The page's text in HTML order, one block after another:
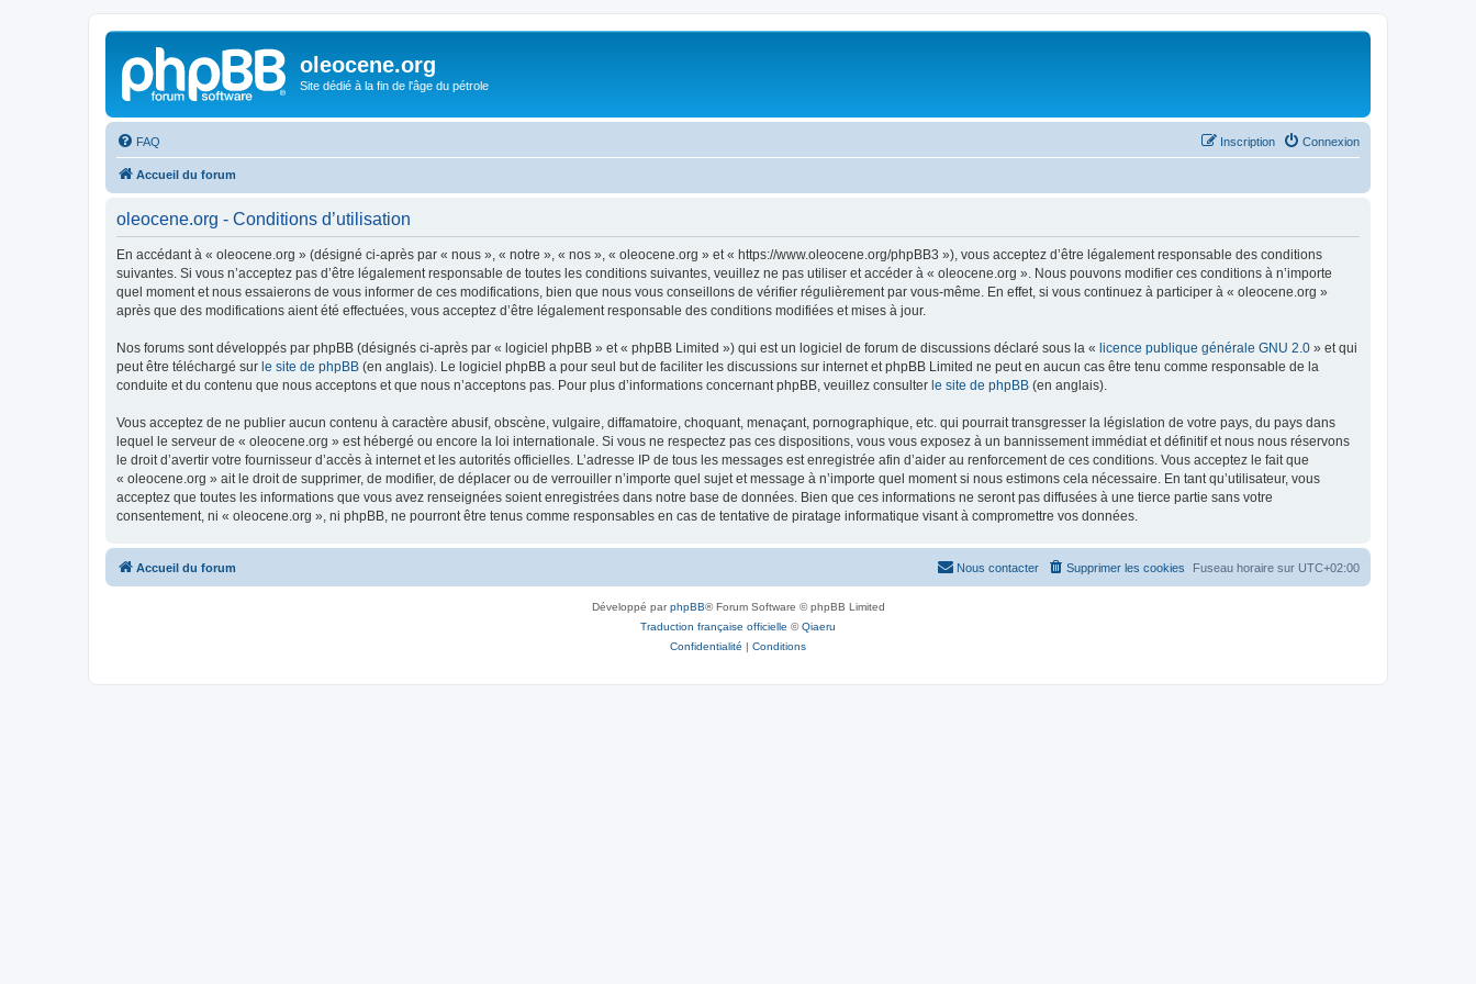
oleocene.org
Site dédié à la fin de l'âge du pétrole
FAQ Connexion
Inscription
Accueil du forum
oleocene.org - Conditions d’utilisation
En accédant à « oleocene.org » (désigné ci-après par « nous », « notre », « nos », « oleocene.org » et « https://www.oleocene.org/phpBB3 »), vous acceptez d’être légalement responsable des conditions
suivantes. Si vous n’acceptez pas d’être légalement responsable de toutes les conditions suivantes, veuillez ne pas utiliser et accéder à « oleocene.org ». Nous pouvons modifier ces conditions à n’importe
quel moment et nous essaierons de vous informer de ces modifications, bien que nous vous conseillons de vérifier régulièrement par vous-même. En effet, si vous continuez à participer à « oleocene.org »
après que des modifications aient été effectuées, vous acceptez d’être légalement responsable des conditions modifiées et mises à jour.
Nos forums sont développés par phpBB (désignés ci-après par « logiciel phpBB » et « phpBB Limited ») qui est un logiciel de forum de discussions déclaré sous la « licence publique générale GNU 2.0 » et qui
peut être téléchargé sur le site de phpBB (en anglais). Le logiciel phpBB a pour seul but de faciliter les discussions sur internet et phpBB Limited ne peut en aucun cas être tenu comme responsable de la
conduite et du contenu que nous acceptons et que nous n’acceptons pas. Pour plus d’informations concernant phpBB, veuillez consulter le site de phpBB (en anglais).
Vous acceptez de ne publier aucun contenu à caractère abusif, obscène, vulgaire, diffamatoire, choquant, menaçant, pornographique, etc. qui pourrait transgresser la législation de votre pays, du pays dans
lequel le serveur de « oleocene.org » est hébergé ou encore la loi internationale. Si vous ne respectez pas ces dispositions, vous vous exposez à un bannissement immédiat et définitif et nous nous réservons
le droit d’avertir votre fournisseur d’accès à internet et les autorités officielles. L’adresse IP de tous les messages est enregistrée afin d’aider au renforcement de ces conditions. Vous acceptez le fait que
« oleocene.org » ait le droit de supprimer, de modifier, de déplacer ou de verrouiller n’importe quel sujet et message à n’importe quel moment si nous estimons cela nécessaire. En tant qu’utilisateur, vous
acceptez que toutes les informations que vous avez renseignées soient enregistrées dans notre base de données. Bien que ces informations ne seront pas diffusées à une tierce partie sans votre
consentement, ni « oleocene.org », ni phpBB, ne pourront être tenus comme responsables en cas de tentative de piratage informatique visant à compromettre vos données.
Accueil du forum Fuseau horaire sur UTC+02:00
Supprimer les cookies
Nous contacter
Développé parphpBB® Forum Software © phpBB Limited
Traduction française officielle ©Qiaeru
Confidentialité | Conditions